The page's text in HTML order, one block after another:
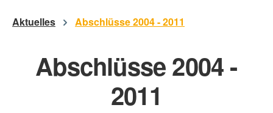
Aktuelles Abschlüsse 2004 - 2011
Abschlüsse 2004 -
2011